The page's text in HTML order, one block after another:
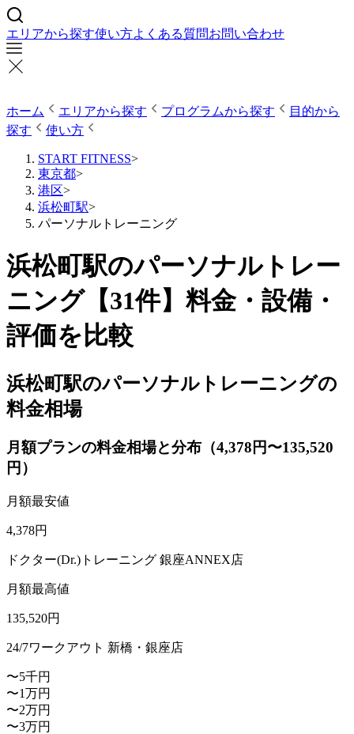
エリアから探す使い方よくある質問お問い合わせ
ホーム エリアから探す プログラムから探す
目的から
探す
使い方
START FITNESS>
東京都>
港区>
浜松町駅>
パーソナルトレーニング
浜松町駅のパーソナルトレー
ニング【31件】料金・設備・
評価を比較
浜松町駅のパーソナルトレーニングの
料金相場
月額プランの料金相場と分布（4,378円〜135,520
円）
月額最安値
4,378円
ドクター(Dr.)トレーニング 銀座ANNEX店
月額最高値
135,520円
24/7ワークアウト 新橋・銀座店
〜5千円
〜1万円
〜2万円
〜3万円